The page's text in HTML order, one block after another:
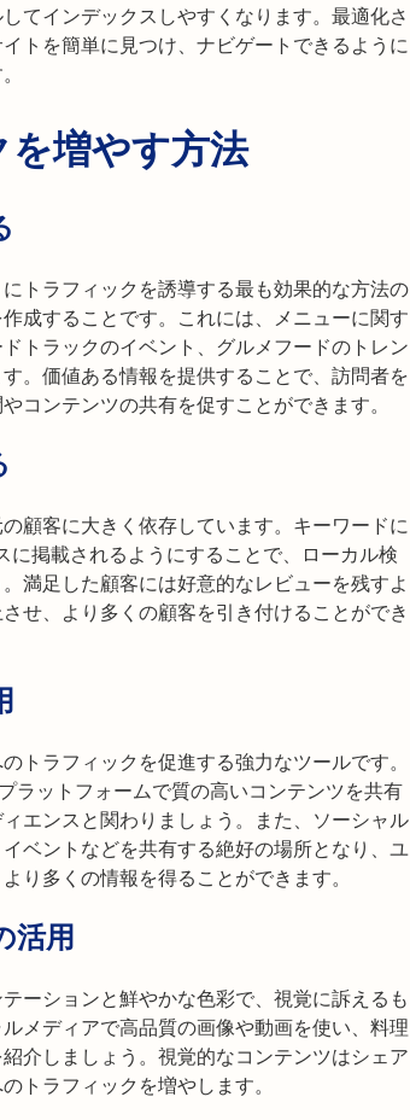
てインデックスしやすくなります。最適化さ
トを簡単に見つけ、ナビゲートできるように
増やす方法
トラフィックを誘導する最も効果的な方法の
成することです。これには、メニューに関す
トラックのイベント、グルメフードのトレン
。価値ある情報を提供することで、訪問者を
コンテンツの共有を促すことができます。
顧客に大きく依存しています。キーワードに
掲載されるようにすることで、ローカル検
満足した顧客には好意的なレビューを残すよ
せ、より多くの顧客を引き付けることができ
トラフィックを促進する強力なツールです。
ットフォームで質の高いコンテンツを共有
エンスと関わりましょう。また、ソーシャル
ベントなどを共有する絶好の場所となり、ユ
り多くの情報を得ることができます。
活用
ーションと鮮やかな色彩で、視覚に訴えるも
メディアで高品質の画像や動画を使い、料理
介しましょう。視覚的なコンテンツはシェア
トラフィックを増やします。